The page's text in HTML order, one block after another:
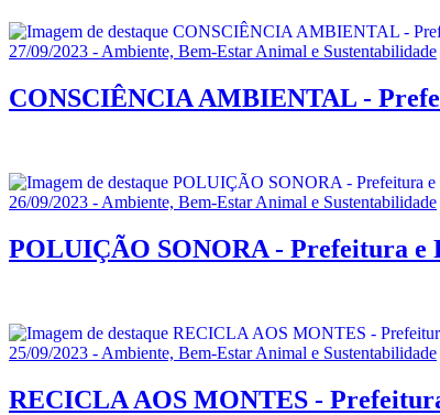
27/09/2023 - Ambiente, Bem-Estar Animal e Sustentabilidade
CONSCIÊNCIA AMBIENTAL -
26/09/2023 - Ambiente, Bem-Estar Animal e Sustentabilidade
POLUIÇÃO SONORA - Prefeitura
25/09/2023 - Ambiente, Bem-Estar Animal e Sustentabilidade
RECICLA AOS MONTES -